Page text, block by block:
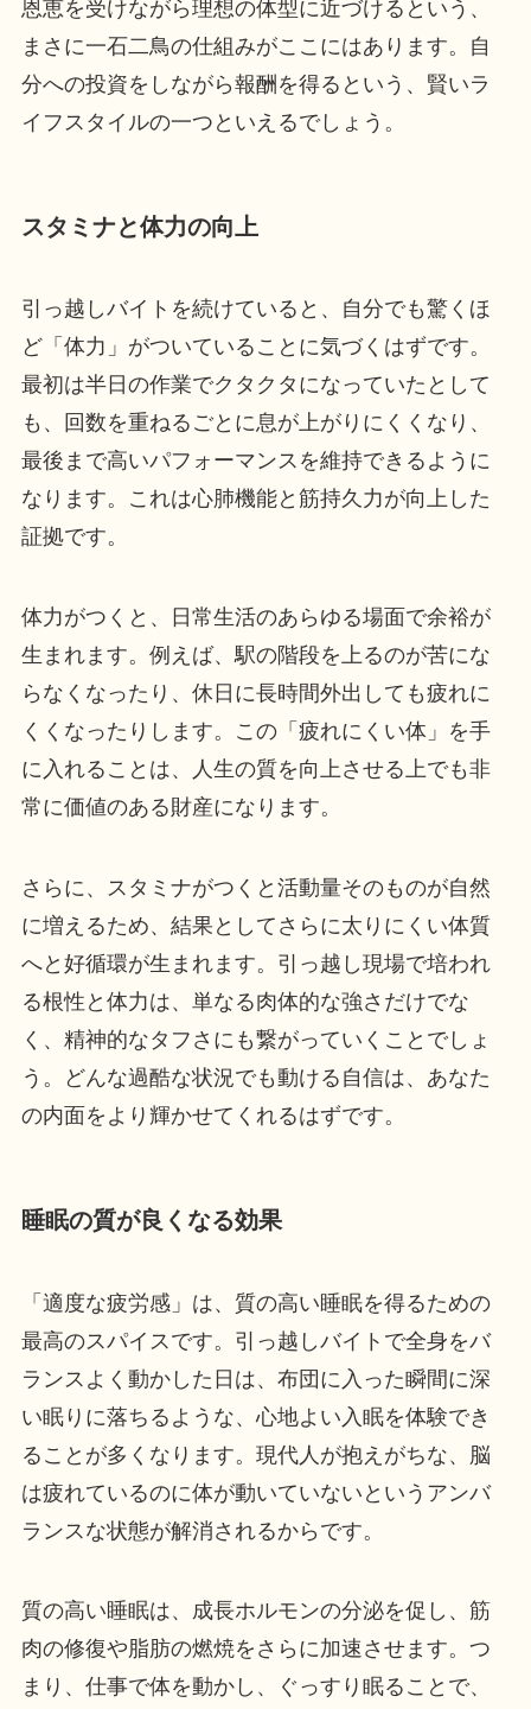
恩恵を受けながら理想の体型に近づけるという、
まさに一石二鳥の仕組みがここにはあります。自
分への投資をしながら報酬を得るという、賢いラ
イフスタイルの一つといえるでしょう。
スタミナと体力の向上
引っ越しバイトを続けていると、自分でも驚くほ
ど「体力」がついていることに気づくはずです。
最初は半日の作業でクタクタになっていたとして
も、回数を重ねるごとに息が上がりにくくなり、
最後まで高いパフォーマンスを維持できるように
なります。これは心肺機能と筋持久力が向上した
証拠です。
体力がつくと、日常生活のあらゆる場面で余裕が
生まれます。例えば、駅の階段を上るのが苦にな
らなくなったり、休日に長時間外出しても疲れに
くくなったりします。この「疲れにくい体」を手
に入れることは、人生の質を向上させる上でも非
常に価値のある財産になります。
さらに、スタミナがつくと活動量そのものが自然
に増えるため、結果としてさらに太りにくい体質
へと好循環が生まれます。引っ越し現場で培われ
る根性と体力は、単なる肉体的な強さだけでな
く、精神的なタフさにも繋がっていくことでしょ
う。どんな過酷な状況でも動ける自信は、あなた
の内面をより輝かせてくれるはずです。
睡眠の質が良くなる効果
「適度な疲労感」は、質の高い睡眠を得るための
最高のスパイスです。引っ越しバイトで全身をバ
ランスよく動かした日は、布団に入った瞬間に深
い眠りに落ちるような、心地よい入眠を体験でき
ることが多くなります。現代人が抱えがちな、脳
は疲れているのに体が動いていないというアンバ
ランスな状態が解消されるからです。
質の高い睡眠は、成長ホルモンの分泌を促し、筋
肉の修復や脂肪の燃焼をさらに加速させます。つ
まり、仕事で体を動かし、ぐっすり眠ることで、